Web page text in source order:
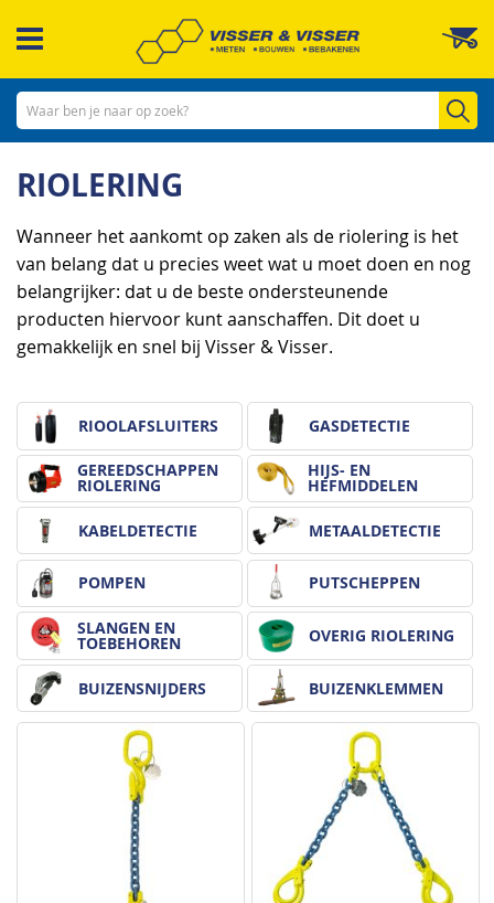
naar
inhoud
RIOLERING
Wanneer het aankomt op zaken als de riolering is het
van belang dat u precies weet wat u moet doen en nog
belangrijker: dat u de beste ondersteunende
producten hiervoor kunt aanschaffen. Dit doet u
gemakkelijk en snel bij Visser & Visser.
RIOOLAFSLUITERS GASDETECTIE
GEREEDSCHAPPEN
RIOLERING
HIJS- EN
HEFMIDDELEN
KABELDETECTIE METAALDETECTIE
POMPEN PUTSCHEPPEN
SLANGEN EN
TOEBEHOREN OVERIG RIOLERING
BUIZENSNIJDERS BUIZENKLEMMEN